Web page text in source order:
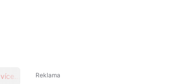
více... Čáp si spletl plastové gumičky s